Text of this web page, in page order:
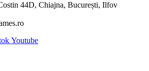
44D, Chiajna, București, Ilfov
Youtube